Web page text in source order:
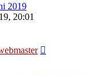
2019
20:01